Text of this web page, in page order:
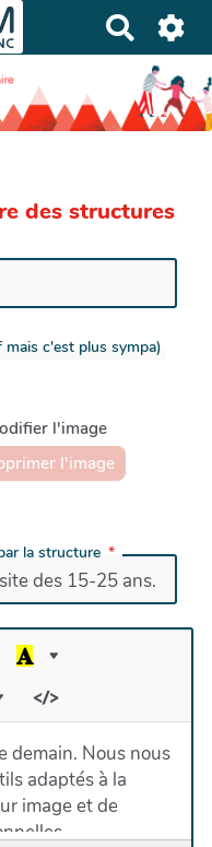
e
c
h
e
h
des structures
c'est plus sympa)
l'image
l'image
la structure
adaptés à la
image et de